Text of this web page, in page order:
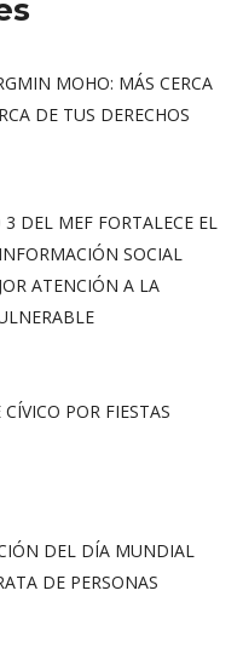
MOHO: MÁS CERCA
DE TUS DERECHOS
DEL MEF FORTALECE EL
SOCIAL
ATENCIÓN A LA
POR FIESTAS
DEL DÍA MUNDIAL
DE PERSONAS